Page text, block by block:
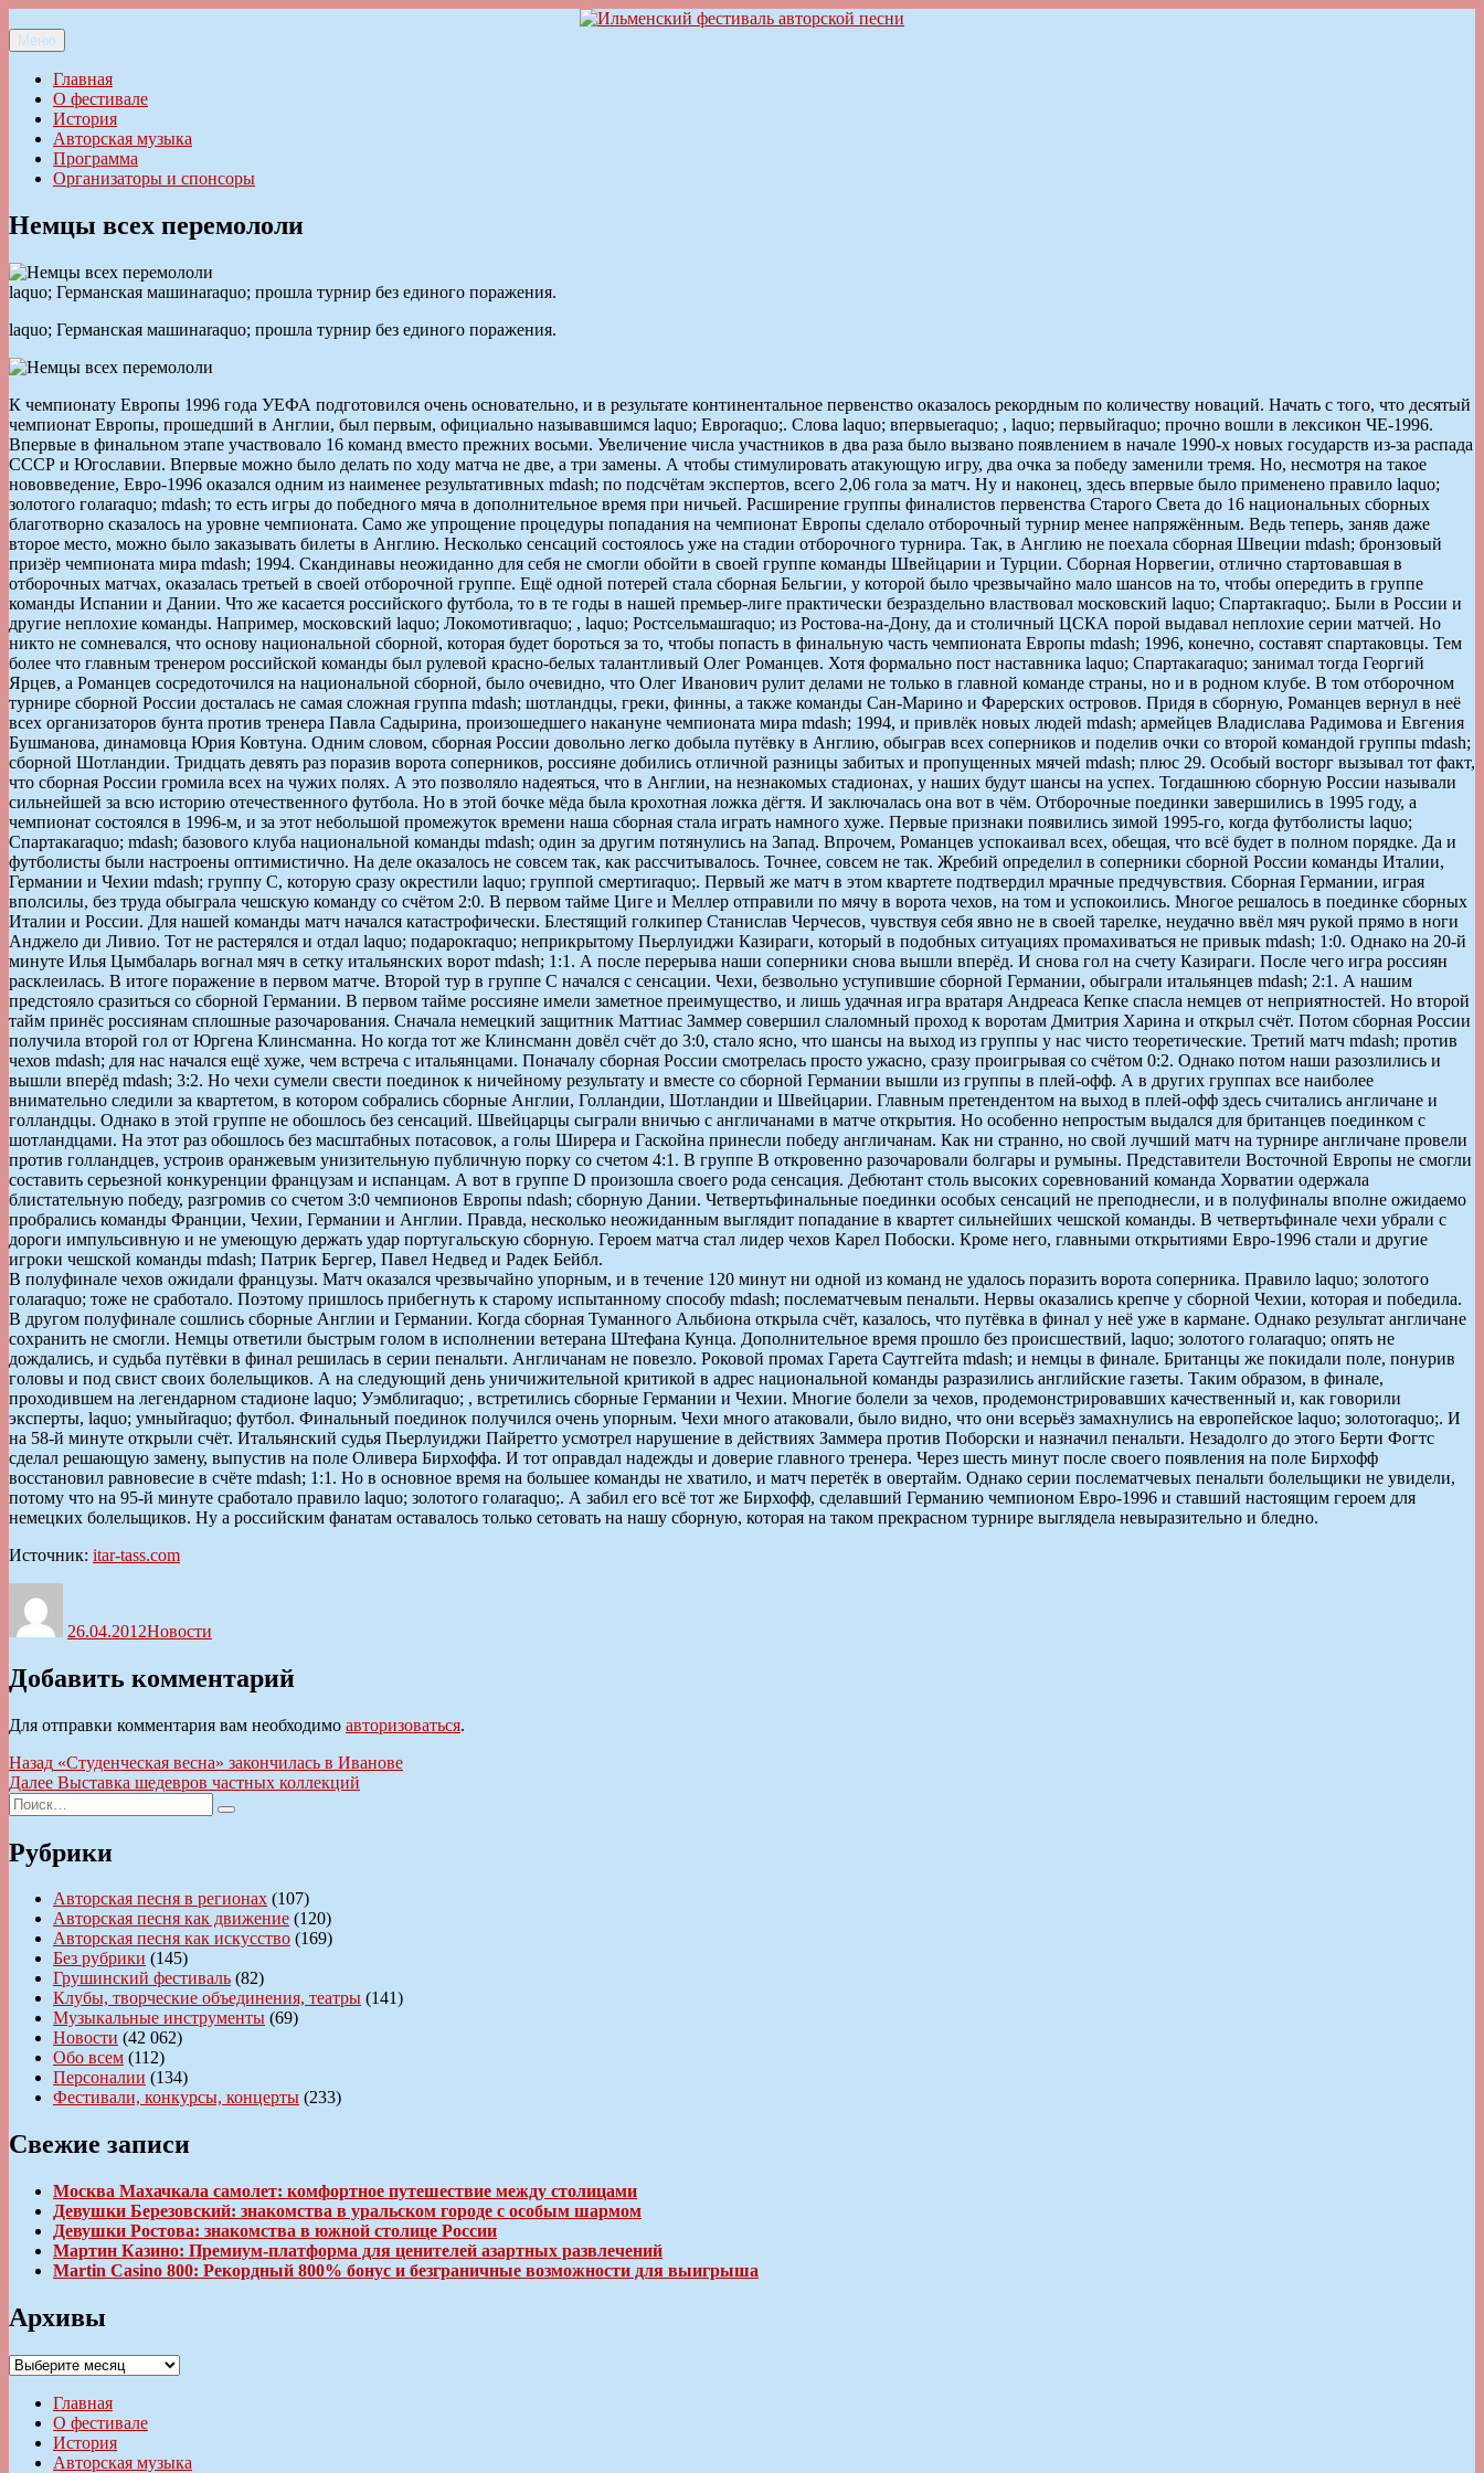
к
содержимому
Ильменский фестиваль авторской песни
Меню
Главная
О фестивале
История
Авторская музыка
Программа
Организаторы и спонсоры
Немцы всех перемололи
laquo; Германская машинаraquo; прошла турнир без единого поражения.
laquo; Германская машинаraquo; прошла турнир без единого поражения.
К чемпионату Европы 1996 года УЕФА подготовился очень основательно, и в результате континентальное первенство оказалось рекордным по количеству новаций. Начать с того, что десятый
чемпионат Европы, прошедший в Англии, был первым, официально называвшимся laquo; Евроraquo;. Слова laquo; впервыеraquo; , laquo; первыйraquo; прочно вошли в лексикон ЧЕ-1996.
Впервые в финальном этапе участвовало 16 команд вместо прежних восьми. Увеличение числа участников в два раза было вызвано появлением в начале 1990-х новых государств из-за распада
СССР и Югославии. Впервые можно было делать по ходу матча не две, а три замены. А чтобы стимулировать атакующую игру, два очка за победу заменили тремя. Но, несмотря на такое
нововведение, Евро-1996 оказался одним из наименее результативных mdash; по подсчётам экспертов, всего 2,06 гола за матч. Ну и наконец, здесь впервые было применено правило laquo;
золотого голаraquo; mdash; то есть игры до победного мяча в дополнительное время при ничьей. Расширение группы финалистов первенства Старого Света до 16 национальных сборных
благотворно сказалось на уровне чемпионата. Само же упрощение процедуры попадания на чемпионат Европы сделало отборочный турнир менее напряжённым. Ведь теперь, заняв даже
второе место, можно было заказывать билеты в Англию. Несколько сенсаций состоялось уже на стадии отборочного турнира. Так, в Англию не поехала сборная Швеции mdash; бронзовый
призёр чемпионата мира mdash; 1994. Скандинавы неожиданно для себя не смогли обойти в своей группе команды Швейцарии и Турции. Сборная Норвегии, отлично стартовавшая в
отборочных матчах, оказалась третьей в своей отборочной группе. Ещё одной потерей стала сборная Бельгии, у которой было чрезвычайно мало шансов на то, чтобы опередить в группе
команды Испании и Дании. Что же касается российского футбола, то в те годы в нашей премьер-лиге практически безраздельно властвовал московский laquo; Спартакraquo;. Были в России и
другие неплохие команды. Например, московский laquo; Локомотивraquo; , laquo; Ростсельмашraquo; из Ростова-на-Дону, да и столичный ЦСКА порой выдавал неплохие серии матчей. Но
никто не сомневался, что основу национальной сборной, которая будет бороться за то, чтобы попасть в финальную часть чемпионата Европы mdash; 1996, конечно, составят спартаковцы. Тем
более что главным тренером российской команды был рулевой красно-белых талантливый Олег Романцев. Хотя формально пост наставника laquo; Спартакаraquo; занимал тогда Георгий
Ярцев, а Романцев сосредоточился на национальной сборной, было очевидно, что Олег Иванович рулит делами не только в главной команде страны, но и в родном клубе. В том отборочном
турнире сборной России досталась не самая сложная группа mdash; шотландцы, греки, финны, а также команды Сан-Марино и Фарерских островов. Придя в сборную, Романцев вернул в неё
всех организаторов бунта против тренера Павла Садырина, произошедшего накануне чемпионата мира mdash; 1994, и привлёк новых людей mdash; армейцев Владислава Радимова и Евгения
Бушманова, динамовца Юрия Ковтуна. Одним словом, сборная России довольно легко добыла путёвку в Англию, обыграв всех соперников и поделив очки со второй командой группы mdash;
сборной Шотландии. Тридцать девять раз поразив ворота соперников, россияне добились отличной разницы забитых и пропущенных мячей mdash; плюс 29. Особый восторг вызывал тот факт,
что сборная России громила всех на чужих полях. А это позволяло надеяться, что в Англии, на незнакомых стадионах, у наших будут шансы на успех. Тогдашнюю сборную России называли
сильнейшей за всю историю отечественного футбола. Но в этой бочке мёда была крохотная ложка дёгтя. И заключалась она вот в чём. Отборочные поединки завершились в 1995 году, а
чемпионат состоялся в 1996-м, и за этот небольшой промежуток времени наша сборная стала играть намного хуже. Первые признаки появились зимой 1995-го, когда футболисты laquo;
Спартакаraquo; mdash; базового клуба национальной команды mdash; один за другим потянулись на Запад. Впрочем, Романцев успокаивал всех, обещая, что всё будет в полном порядке. Да и
футболисты были настроены оптимистично. На деле оказалось не совсем так, как рассчитывалось. Точнее, совсем не так. Жребий определил в соперники сборной России команды Италии,
Германии и Чехии mdash; группу С, которую сразу окрестили laquo; группой смертиraquo;. Первый же матч в этом квартете подтвердил мрачные предчувствия. Сборная Германии, играя
вполсилы, без труда обыграла чешскую команду со счётом 2:0. В первом тайме Циге и Меллер отправили по мячу в ворота чехов, на том и успокоились. Многое решалось в поединке сборных
Италии и России. Для нашей команды матч начался катастрофически. Блестящий голкипер Станислав Черчесов, чувствуя себя явно не в своей тарелке, неудачно ввёл мяч рукой прямо в ноги
Анджело ди Ливио. Тот не растерялся и отдал laquo; подарокraquo; неприкрытому Пьерлуиджи Казираги, который в подобных ситуациях промахиваться не привык mdash; 1:0. Однако на 20-й
минуте Илья Цымбаларь вогнал мяч в сетку итальянских ворот mdash; 1:1. А после перерыва наши соперники снова вышли вперёд. И снова гол на счету Казираги. После чего игра россиян
расклеилась. В итоге поражение в первом матче. Второй тур в группе С начался с сенсации. Чехи, безвольно уступившие сборной Германии, обыграли итальянцев mdash; 2:1. А нашим
предстояло сразиться со сборной Германии. В первом тайме россияне имели заметное преимущество, и лишь удачная игра вратаря Андреаса Кепке спасла немцев от неприятностей. Но второй
тайм принёс россиянам сплошные разочарования. Сначала немецкий защитник Маттиас Заммер совершил слаломный проход к воротам Дмитрия Харина и открыл счёт. Потом сборная России
получила второй гол от Юргена Клинсманна. Но когда тот же Клинсманн довёл счёт до 3:0, стало ясно, что шансы на выход из группы у нас чисто теоретические. Третий матч mdash; против
чехов mdash; для нас начался ещё хуже, чем встреча с итальянцами. Поначалу сборная России смотрелась просто ужасно, сразу проигрывая со счётом 0:2. Однако потом наши разозлились и
вышли вперёд mdash; 3:2. Но чехи сумели свести поединок к ничейному результату и вместе со сборной Германии вышли из группы в плей-офф. А в других группах все наиболее
внимательно следили за квартетом, в котором собрались сборные Англии, Голландии, Шотландии и Швейцарии. Главным претендентом на выход в плей-офф здесь считались англичане и
голландцы. Однако в этой группе не обошлось без сенсаций. Швейцарцы сыграли вничью с англичанами в матче открытия. Но особенно непростым выдался для британцев поединком с
шотландцами. На этот раз обошлось без масштабных потасовок, а голы Ширера и Гаскойна принесли победу англичанам. Как ни странно, но свой лучший матч на турнире англичане провели
против голландцев, устроив оранжевым унизительную публичную порку со счетом 4:1. В группе B откровенно разочаровали болгары и румыны. Представители Восточной Европы не смогли
составить серьезной конкуренции французам и испанцам. А вот в группе D произошла своего рода сенсация. Дебютант столь высоких соревнований команда Хорватии одержала
блистательную победу, разгромив со счетом 3:0 чемпионов Европы ndash; сборную Дании. Четвертьфинальные поединки особых сенсаций не преподнесли, и в полуфиналы вполне ожидаемо
пробрались команды Франции, Чехии, Германии и Англии. Правда, несколько неожиданным выглядит попадание в квартет сильнейших чешской команды. В четвертьфинале чехи убрали с
дороги импульсивную и не умеющую держать удар португальскую сборную. Героем матча стал лидер чехов Карел Побоски. Кроме него, главными открытиями Евро-1996 стали и другие
игроки чешской команды mdash; Патрик Бергер, Павел Недвед и Радек Бейбл.
В полуфинале чехов ожидали французы. Матч оказался чрезвычайно упорным, и в течение 120 минут ни одной из команд не удалось поразить ворота соперника. Правило laquo; золотого
голаraquo; тоже не сработало. Поэтому пришлось прибегнуть к старому испытанному способу mdash; послематчевым пенальти. Нервы оказались крепче у сборной Чехии, которая и победила.
В другом полуфинале сошлись сборные Англии и Германии. Когда сборная Туманного Альбиона открыла счёт, казалось, что путёвка в финал у неё уже в кармане. Однако результат англичане
сохранить не смогли. Немцы ответили быстрым голом в исполнении ветерана Штефана Кунца. Дополнительное время прошло без происшествий, laquo; золотого голаraquo; опять не
дождались, и судьба путёвки в финал решилась в серии пенальти. Англичанам не повезло. Роковой промах Гарета Саутгейта mdash; и немцы в финале. Британцы же покидали поле, понурив
головы и под свист своих болельщиков. А на следующий день уничижительной критикой в адрес национальной команды разразились английские газеты. Таким образом, в финале,
проходившем на легендарном стадионе laquo; Уэмблиraquo; , встретились сборные Германии и Чехии. Многие болели за чехов, продемонстрировавших качественный и, как говорили
эксперты, laquo; умныйraquo; футбол. Финальный поединок получился очень упорным. Чехи много атаковали, было видно, что они всерьёз замахнулись на европейское laquo; золотоraquo;. И
на 58-й минуте открыли счёт. Итальянский судья Пьерлуиджи Пайретто усмотрел нарушение в действиях Заммера против Поборски и назначил пенальти. Незадолго до этого Берти Фогтс
сделал решающую замену, выпустив на поле Оливера Бирхоффа. И тот оправдал надежды и доверие главного тренера. Через шесть минут после своего появления на поле Бирхофф
восстановил равновесие в счёте mdash; 1:1. Но в основное время на большее команды не хватило, и матч перетёк в овертайм. Однако серии послематчевых пенальти болельщики не увидели,
потому что на 95-й минуте сработало правило laquo; золотого голаraquo;. А забил его всё тот же Бирхофф, сделавший Германию чемпионом Евро-1996 и ставший настоящим героем для
немецких болельщиков. Ну а российским фанатам оставалось только сетовать на нашу сборную, которая на таком прекрасном турнире выглядела невыразительно и бледно.
Источник: itar-tass.com
26.04.2012Новости
Добавить комментарий
Для отправки комментария вам необходимо авторизоваться.
Навигация
по
записям
Назад Предыдущая
запись:
«Студенческая весна» закончилась в Иванове
Далее Следующая
Выставка шедевров частных коллекций
Искать:
Поиск
Рубрики
Авторская песня в регионах (107)
Авторская песня как движение (120)
Авторская песня как искусство (169)
Без рубрики (145)
Грушинский фестиваль (82)
Клубы, творческие объединения, театры (141)
Музыкальные инструменты (69)
Новости (42 062)
Обо всем (112)
Персоналии (134)
Фестивали, конкурсы, концерты (233)
Свежие записи
Москва Махачкала самолет: комфортное путешествие между столицами
Девушки Березовский: знакомства в уральском городе с особым шармом
Девушки Ростова: знакомства в южной столице России
Мартин Казино: Премиум-платформа для ценителей азартных развлечений
Martin Casino 800: Рекордный 800% бонус и безграничные возможности для выигрыша
Архивы
Архивы
Главная
О фестивале
История
Авторская музыка